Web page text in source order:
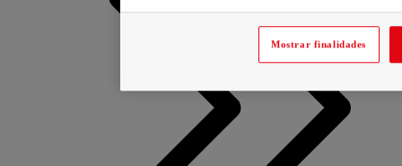
Mostrar finalidades